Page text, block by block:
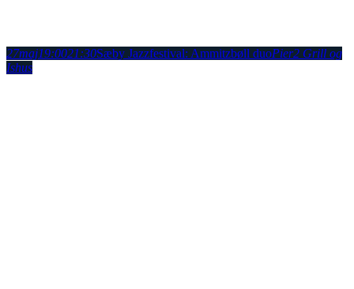
27maj19:0021:30Sæby Jazzfestival: Ammitzbøll duoPier2 Grill og
Ishus